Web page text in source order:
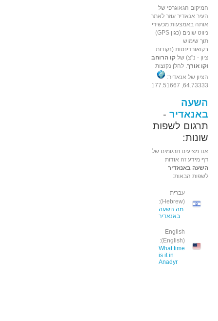
המיקום הגאוגרפי של
העיר אנאדיר עוזר לאתר
אותה באמצעות מכשירי
ניווט שונים (כגון GPS)
תוך שימוש
בקואורדינטות (נקודות
ציון - נ"צ) של קו הרוחב
וקו אורך. להלן נקוצות
הציון של אנאדיר:
64.73333, 177.51667
השעה
באנאדיר -
תרגום לשפות
שונות:
אנו מציעים תרגומים של
דף מידע זה אודות
השעה באנאדיר
לשפות הבאות:
עברית
(Hebrew):
מה השעה
באנאדיר
English
(English):
What time
is it in
Anadyr